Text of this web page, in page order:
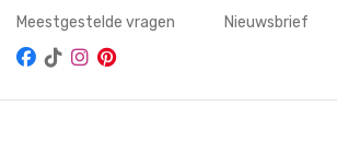
Meestgestelde vragen Nieuwsbrief